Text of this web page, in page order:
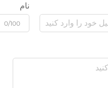
نام
0/100